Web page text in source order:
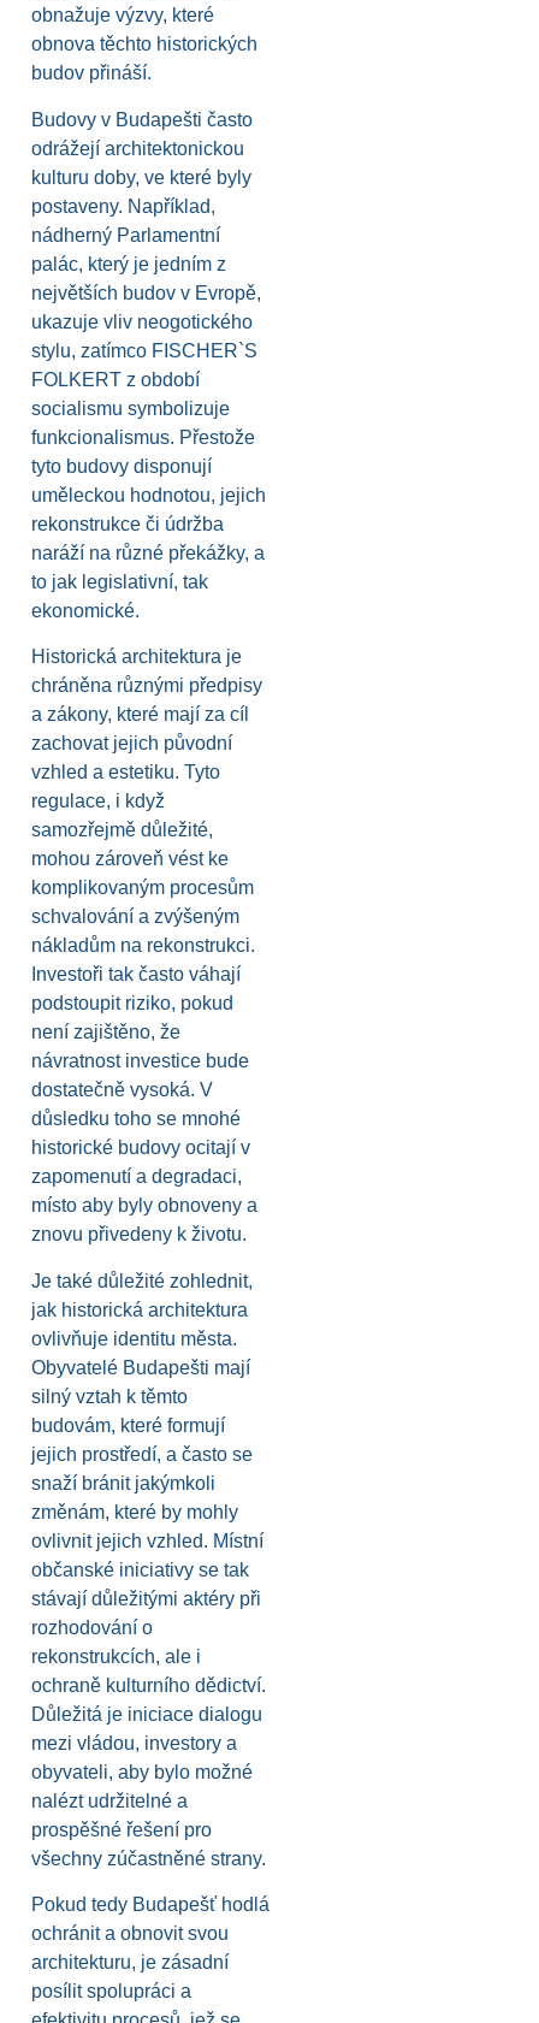
obnažuje výzvy, které
obnova těchto historických
budov přináší.
Budovy v Budapešti často
odrážejí architektonickou
kulturu doby, ve které byly
postaveny. Například,
nádherný Parlamentní
palác, který je jedním z
největších budov v Evropě,
ukazuje vliv neogotického
stylu, zatímco FISCHER`S
FOLKERT z období
socialismu symbolizuje
funkcionalismus. Přestože
tyto budovy disponují
uměleckou hodnotou, jejich
rekonstrukce či údržba
naráží na různé překážky, a
to jak legislativní, tak
ekonomické.
Historická architektura je
chráněna různými předpisy
a zákony, které mají za cíl
zachovat jejich původní
vzhled a estetiku. Tyto
regulace, i když
samozřejmě důležité,
mohou zároveň vést ke
komplikovaným procesům
schvalování a zvýšeným
nákladům na rekonstrukci.
Investoři tak často váhají
podstoupit riziko, pokud
není zajištěno, že
návratnost investice bude
dostatečně vysoká. V
důsledku toho se mnohé
historické budovy ocitají v
zapomenutí a degradaci,
místo aby byly obnoveny a
znovu přivedeny k životu.
Je také důležité zohlednit,
jak historická architektura
ovlivňuje identitu města.
Obyvatelé Budapešti mají
silný vztah k těmto
budovám, které formují
jejich prostředí, a často se
snaží bránit jakýmkoli
změnám, které by mohly
ovlivnit jejich vzhled. Místní
občanské iniciativy se tak
stávají důležitými aktéry při
rozhodování o
rekonstrukcích, ale i
ochraně kulturního dědictví.
Důležitá je iniciace dialogu
mezi vládou, investory a
obyvateli, aby bylo možné
nalézt udržitelné a
prospěšné řešení pro
všechny zúčastněné strany.
Pokud tedy Budapešť hodlá
ochránit a obnovit svou
architekturu, je zásadní
posílit spolupráci a